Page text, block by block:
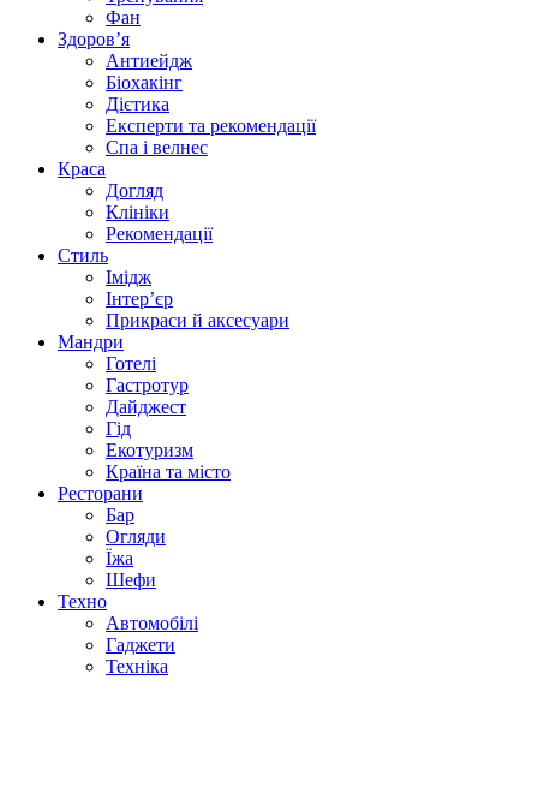
Фан
Здоров’я
Антиейдж
Біохакінг
Дієтика
Експерти та рекомендації
Спа i велнес
Краса
Догляд
Клініки
Рекомендації
Стиль
Імідж
Інтер’єр
Прикраси й аксесуари
Мандри
Готелі
Гастротур
Дайджест
Гід
Екотуризм
Країна та місто
Ресторани
Бар
Огляди
Їжа
Шефи
Техно
Автомобілі
Гаджети
Техніка